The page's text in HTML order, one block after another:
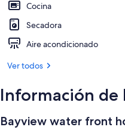
Cocina
Secadora
Aire acondicionado
Ver todos
Información de
Bayview water front